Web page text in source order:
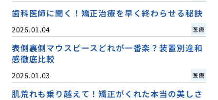
歯科医師に聞く！矯正治療を早く終わらせる秘訣
2026.01.04 医療
表側裏側マウスピースどれが一番楽？装置別違和
感徹底比較
2026.01.03 医療
肌荒れも乗り越えて！矯正がくれた本当の美しさ